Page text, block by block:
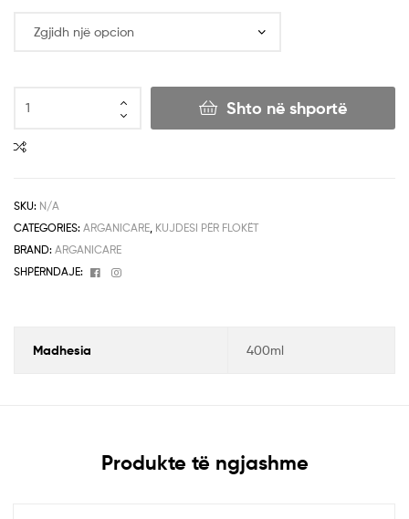
Shto në shportë
SKU: N/A
CATEGORIES: ARGANICARE, KUJDESI PËR FLOKËT
BRAND: ARGANICARE
SHPËRNDAJE:
Facebook
Instagram
Madhesia 400ml
Produkte të ngjashme